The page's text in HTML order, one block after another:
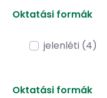
Oktatási formák
jelenléti (4)
Oktatási formák